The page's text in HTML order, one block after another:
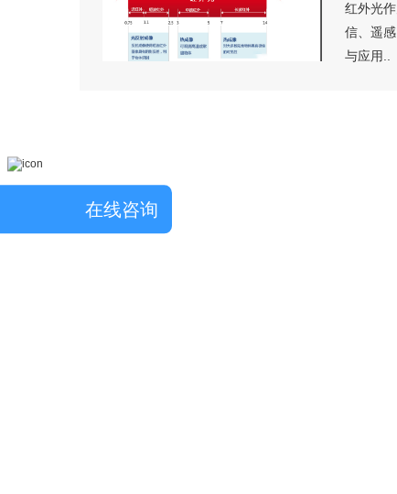
红外光
信、遥
与应用..
在线咨询